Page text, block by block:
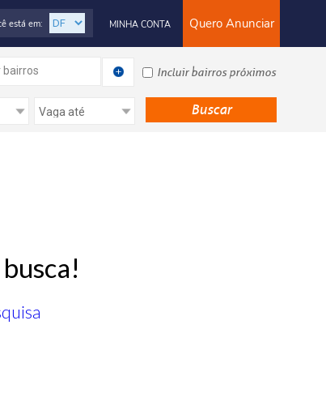
Quero Anunciar
MINHA CONTA
está em:
bairros Incluir bairros próximos